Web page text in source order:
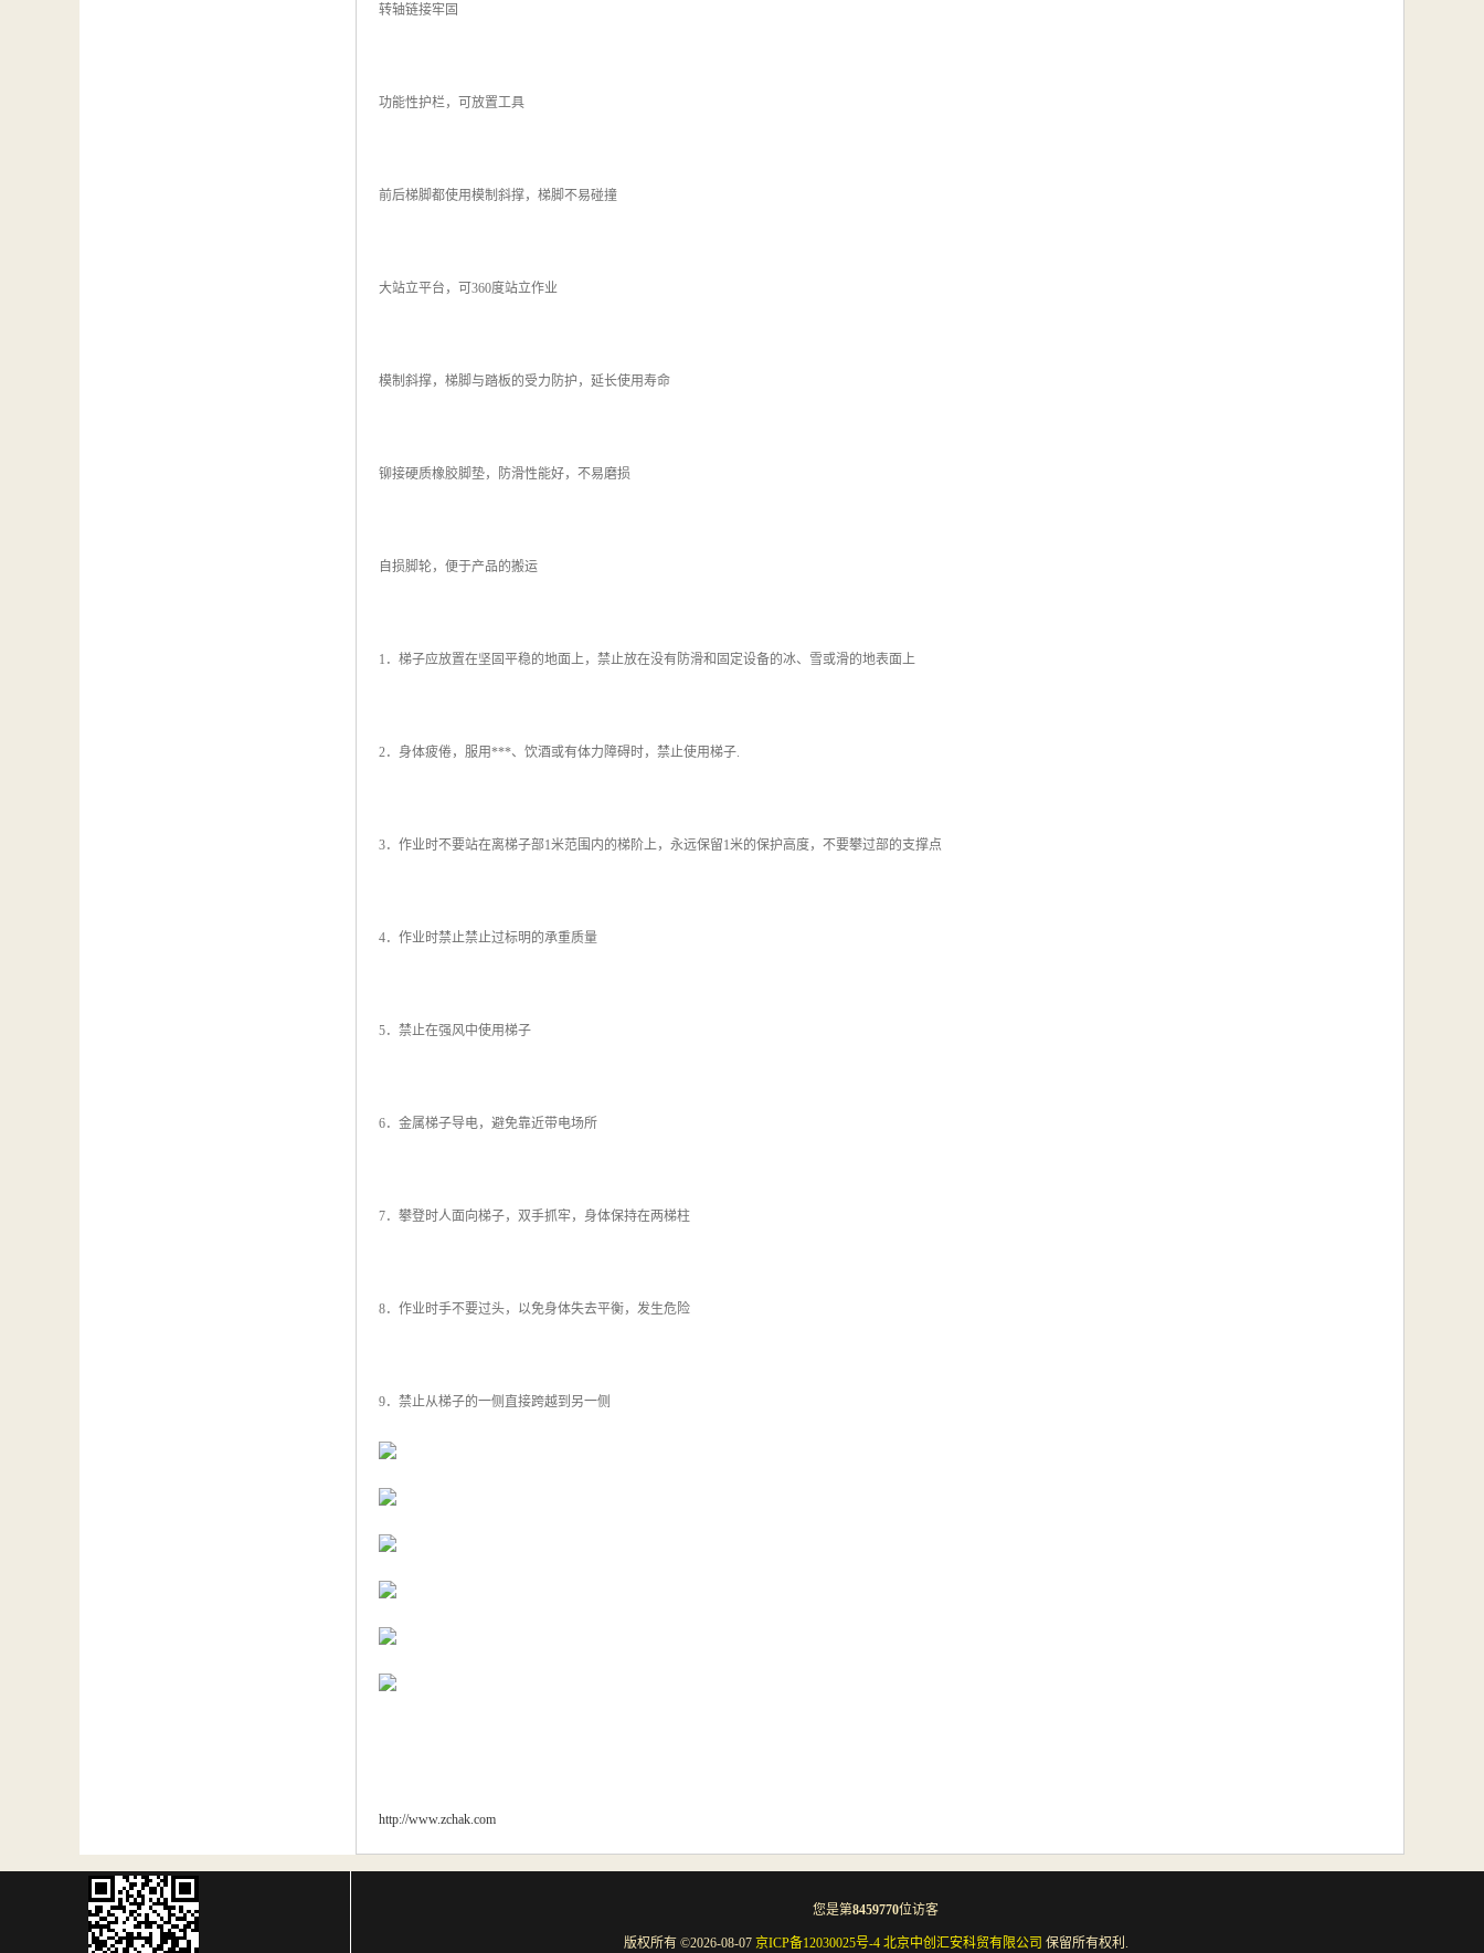
转轴链接牢固
功能性护栏，可放置工具
前后梯脚都使用模制斜撑，梯脚不易碰撞
大站立平台，可360度站立作业
模制斜撑，梯脚与踏板的受力防护，延长使用寿命
铆接硬质橡胶脚垫，防滑性能好，不易磨损
自损脚轮，便于产品的搬运
1．梯子应放置在坚固平稳的地面上，禁止放在没有防滑和固定设备的冰、雪或滑的地表面上
2．身体疲倦，服用***、饮酒或有体力障碍时，禁止使用梯子.
3．作业时不要站在离梯子部1米范围内的梯阶上，永远保留1米的保护高度，不要攀过部的支撑点
4．作业时禁止禁止过标明的承重质量
5．禁止在强风中使用梯子
6．金属梯子导电，避免靠近带电场所
7．攀登时人面向梯子，双手抓牢，身体保持在两梯柱
8．作业时手不要过头，以免身体失去平衡，发生危险
9．禁止从梯子的一侧直接跨越到另一侧
http://www.zchak.com
您是第8459770位访客
版权所有 ©2026-08-07 京ICP备12030025号-4 北京中创汇安科贸有限公司 保留所有权利.